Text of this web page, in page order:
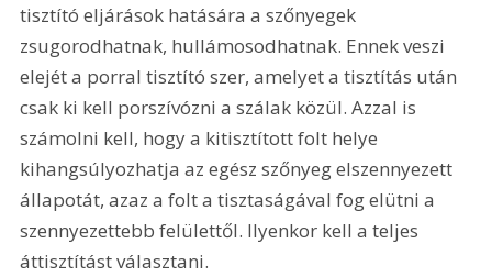
tisztító eljárások hatására a szőnyegek
zsugorodhatnak, hullámosodhatnak. Ennek veszi
elejét a porral tisztító szer, amelyet a tisztítás után
csak ki kell porszívózni a szálak közül. Azzal is
számolni kell, hogy a kitisztított folt helye
kihangsúlyozhatja az egész szőnyeg elszennyezett
állapotát, azaz a folt a tisztaságával fog elütni a
szennyezettebb felülettől. Ilyenkor kell a teljes
áttisztítást választani.